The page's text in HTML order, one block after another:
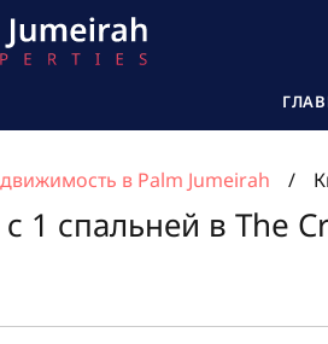
в Palm Jumeirah
с 1 спальней в The